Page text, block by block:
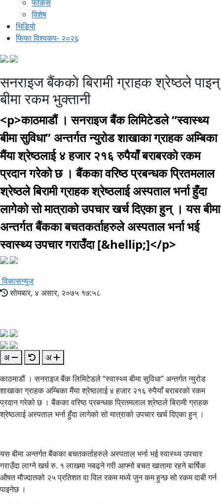
फोकस
विशेष
भिडियो
फिफा विश्वकप- २०२६
सनराइज बैंककाे बिरामी ग्राहक श्रेष्ठले पाइन्
बीमा रकम भुक्तानी
<p>काठमाडौं । सनराइज बैंक लिमिटेडले “स्वास्थ्य
बीमा सुविधा” अन्तर्गत न्युरोड शाखाका ग्राहक अम्बिका
मैंया श्रेष्ठलाई ४ हजार २१६ रुपैयाँ बराबरको रकम
प्रदान गरेको छ । बैंकका वरिष्ठ प्रबन्धक प्रितमलाल
श्रेष्ठले बिरामी ग्राहक श्रेष्ठलाई अस्पताल भर्ना हुँदा
लागेको सो मात्राको उपचार खर्च दिएका हुन् । यस बीमा
अन्तर्गत बैंकका बचतकर्ताहरुले अस्पताल भर्ना भई
स्वास्थ्य उपचार गराउँदा [&hellip;]</p>
विकासन्युज
सोमबार, ४ असार, २०७५ १७:५८
अ
अ
काठमाडौं । सनराइज बैंक लिमिटेडले “स्वास्थ्य बीमा सुविधा” अन्तर्गत न्युरोड
शाखाका ग्राहक अम्बिका मैंया श्रेष्ठलाई ४ हजार २१६ रुपैयाँ बराबरको रकम
प्रदान गरेको छ । बैंकका वरिष्ठ प्रबन्धक प्रितमलाल श्रेष्ठले बिरामी ग्राहक
श्रेष्ठलाई अस्पताल भर्ना हुँदा लागेको सो मात्राको उपचार खर्च दिएका हुन् ।
यस बीमा अन्तर्गत बैंकका बचतकर्ताहरुले अस्पताल भर्ना भई स्वास्थ्य उपचार
गराउँदा लाग्ने खर्च रु. १ लाखमा नबढ्ने गरी आफ्नो बचत खातामा रहने बार्षिक
औषत मौज्दातको २५ प्रतिशत वा विल रकम मध्ये जुन कम हुन्छ सो रकम दाबी गर्न
पाइनेछ ।